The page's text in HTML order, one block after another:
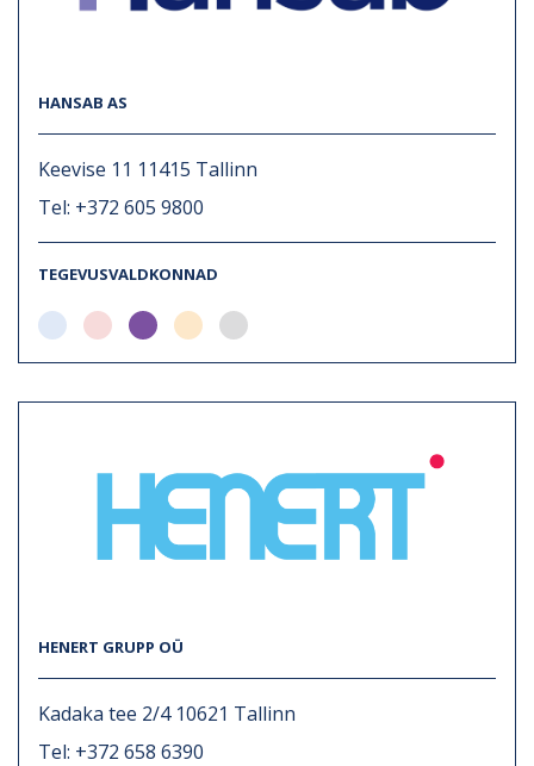
HANSAB AS
Keevise 11 11415 Tallinn
Tel: +372 605 9800
TEGEVUSVALDKONNAD
HENERT GRUPP OÜ
Kadaka tee 2/4 10621 Tallinn
Tel: +372 658 6390